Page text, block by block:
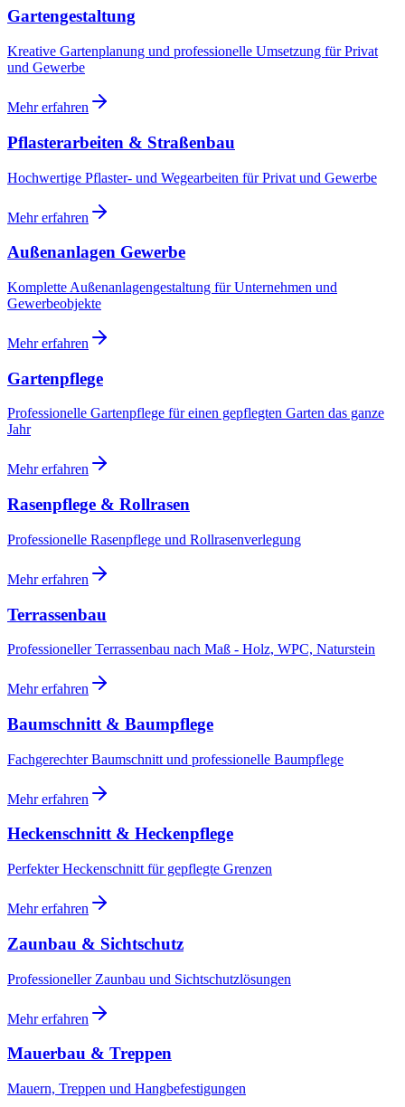
Gartengestaltung
Kreative Gartenplanung und professionelle Umsetzung für Privat
und Gewerbe
Mehr erfahren
Pflasterarbeiten & Straßenbau
Hochwertige Pflaster- und Wegearbeiten für Privat und Gewerbe
Mehr erfahren
Außenanlagen Gewerbe
Komplette Außenanlagengestaltung für Unternehmen und
Gewerbeobjekte
Mehr erfahren
Gartenpflege
Professionelle Gartenpflege für einen gepflegten Garten das ganze
Jahr
Mehr erfahren
Rasenpflege & Rollrasen
Professionelle Rasenpflege und Rollrasenverlegung
Mehr erfahren
Terrassenbau
Professioneller Terrassenbau nach Maß - Holz, WPC, Naturstein
Mehr erfahren
Baumschnitt & Baumpflege
Fachgerechter Baumschnitt und professionelle Baumpflege
Mehr erfahren
Heckenschnitt & Heckenpflege
Perfekter Heckenschnitt für gepflegte Grenzen
Mehr erfahren
Zaunbau & Sichtschutz
Professioneller Zaunbau und Sichtschutzlösungen
Mehr erfahren
Mauerbau & Treppen
Mauern, Treppen und Hangbefestigungen